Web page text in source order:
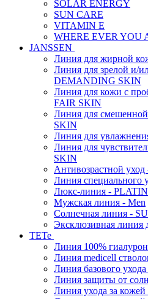
SOLAR ENERGY
SUN CARE
VITAMIN E
WHERE EVER YOU
JANSSEN
Линия для жирной
Линия для зрелой и/
DEMANDING SKIN
Линия для кожи с
FAIR SKIN
Линия для
SKIN
Линия для
Линия для
SKIN
Антивозрастной
Линия специального
Люкс-линия -
Мужская линия - Men
Солнечная линия -
Эксклюзивная линия
TETe
Линия 100%
Линия medicell
Линия базового
Линия защиты от
Линия ухода за кожей